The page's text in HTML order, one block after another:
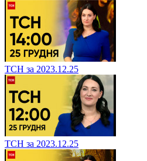
ТСН за 2023.12.25
ТСН за 2023.12.25